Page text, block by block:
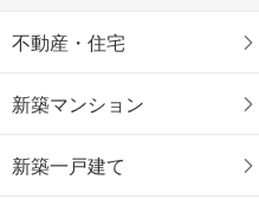
不動産・住宅
新築マンション
新築一戸建て